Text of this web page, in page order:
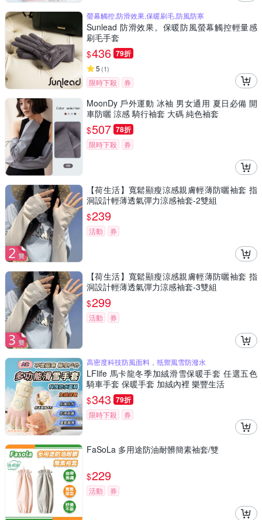
螢幕觸控,防滑效果,保暖刷毛,防風防寒
Sunlead 防滑效果。保暖防風螢幕觸控輕量感
刷毛手套
$436 79折
5 (1)
限時下殺 券
MoonDy 戶外運動 冰袖 男女通用 夏日必備 開
車防曬 涼感 騎行袖套 大碼 純色袖套
$507 78折
限時下殺 券
【荷生活】寬鬆顯瘦涼感親膚輕薄防曬袖套 指
洞設計輕薄透氣彈力涼感袖套-2雙組
$239
活動 券
【荷生活】寬鬆顯瘦涼感親膚輕薄防曬袖套 指
洞設計輕薄透氣彈力涼感袖套-3雙組
$299
活動 券
高密度科技防風面料，抵禦風雪防潑水
LFlife 馬卡龍冬季加絨滑雪保暖手套 任選五色
騎車手套 保暖手套 加絨內裡 樂豐生活
$343 79折
限時下殺 券
FaSoLa 多用途防油耐髒簡素袖套/雙
$229
活動 券